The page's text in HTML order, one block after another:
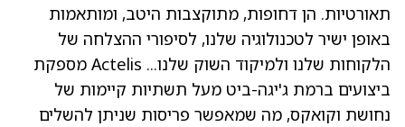
תאורטיות. הן דחופות, מתוקצבות היטב, ומותאמות
באופן ישיר לטכנולוגיה שלנו, לסיפורי ההצלחה של
הלקוחות שלנו ולמיקוד השוק שלנו... Actelis מספקת
ביצועים ברמת ג'יגה-ביט מעל תשתיות קיימות של
נחושת וקואקס, מה שמאפשר פריסות שניתן להשלים